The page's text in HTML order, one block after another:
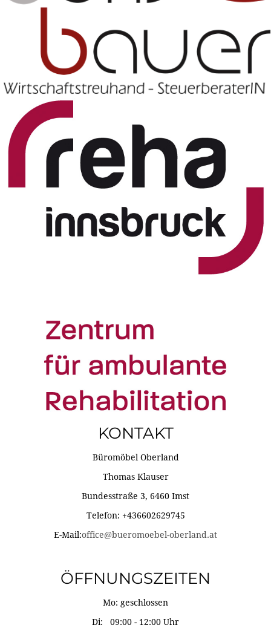
KONTAKT
Büromöbel Oberland
Thomas Klauser
Bundesstraße 3, 6460 Imst
Telefon: +436602629745
E-Mail:office@bueromoebel-oberland.at
ÖFFNUNGSZEITEN
Mo: geschlossen
Di: 09:00 - 12:00 Uhr